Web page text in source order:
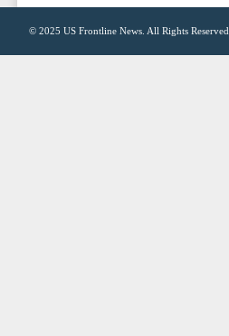
© 2025 US Frontline News . All Rights Reserved